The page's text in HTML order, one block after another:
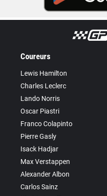
Coureurs
Lewis Hamilton
Charles Leclerc
Lando Norris
Oscar Piastri
Franco Colapinto
Pierre Gasly
Isack Hadjar
Max Verstappen
Alexander Albon
Carlos Sainz